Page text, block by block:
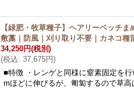
【緑肥・牧草種子】ヘアリーベッチ
敷藁｜防風｜刈り取り不要｜カネコ種
34,250円(税別)
(税込: 37,675円)
■特徴 ・レンゲと同様に窒素固定を
mほどに伸びるが、匍匐するので草